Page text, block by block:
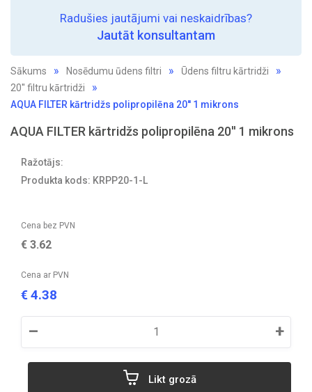
Radušies jautājumi vai neskaidrības?
Jautāt konsultantam
Sākums Nosēdumu ūdens filtri
Ūdens filtru kārtridži
20'' filtru kārtridži
AQUA FILTER kārtridžs polipropilēna 20'' 1 mikrons
AQUA FILTER kārtridžs polipropilēna 20'' 1 mikrons
Ražotājs:
Produkta kods: KRPP20-1-L
Cena bez PVN
€ 3.62
Cena ar PVN
€4.38
– +
Likt grozā